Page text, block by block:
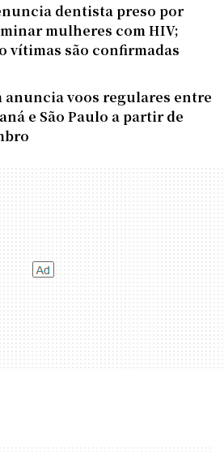
dentista preso por
mulheres com HIV;
vítimas são confirmadas
anuncia voos regulares entre
e São Paulo a partir de